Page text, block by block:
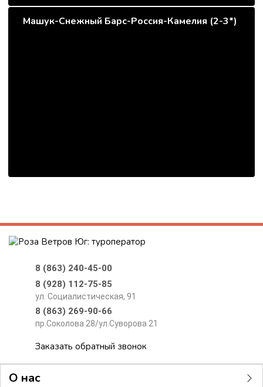
Машук-Снежный Барс-Россия-Камелия (2-3*)
8 (863) 240-45-00
8 (928) 112-75-85
ул. Социалистическая, 91
8 (863) 269-90-66
пр.Соколова 28/ул.Суворова 21
Заказать обратный звонок
О нас